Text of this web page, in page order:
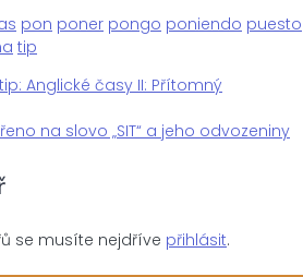
pon poner pongo poniendo puesto
tip
Anglické časy II: Přítomný
na slovo „SIT“ a jeho odvozeniny
se musíte nejdříve přihlásit.